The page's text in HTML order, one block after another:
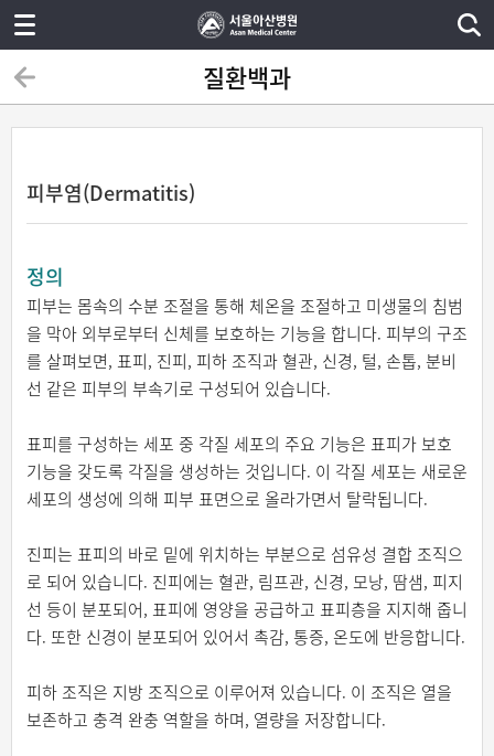
질환백과
피부염(Dermatitis)
정의
피부는 몸속의 수분 조절을 통해 체온을 조절하고 미생물의 침범
을 막아 외부로부터 신체를 보호하는 기능을 합니다. 피부의 구조
를 살펴보면, 표피, 진피, 피하 조직과 혈관, 신경, 털, 손톱, 분비
선 같은 피부의 부속기로 구성되어 있습니다.
표피를 구성하는 세포 중 각질 세포의 주요 기능은 표피가 보호
기능을 갖도록 각질을 생성하는 것입니다. 이 각질 세포는 새로운
세포의 생성에 의해 피부 표면으로 올라가면서 탈락됩니다.
진피는 표피의 바로 밑에 위치하는 부분으로 섬유성 결합 조직으
로 되어 있습니다. 진피에는 혈관, 림프관, 신경, 모낭, 땀샘, 피지
선 등이 분포되어, 표피에 영양을 공급하고 표피층을 지지해 줍니
다. 또한 신경이 분포되어 있어서 촉감, 통증, 온도에 반응합니다.
피하 조직은 지방 조직으로 이루어져 있습니다. 이 조직은 열을
보존하고 충격 완충 역할을 하며, 열량을 저장합니다.